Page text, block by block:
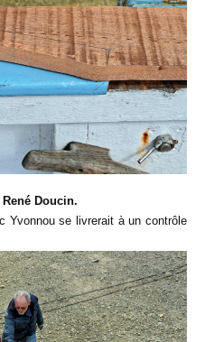
Doucin.
Yvonnou se livrerait à un contrôle